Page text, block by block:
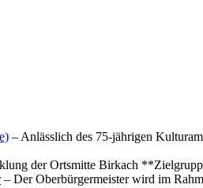
– Anlässlich des 75-jährigen
der Ortsmitte Birkach
– Der Oberbürgermeister wird im